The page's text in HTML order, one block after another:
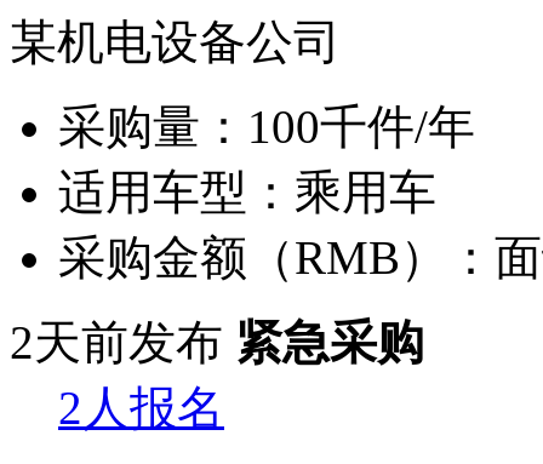
某机电设备公司
采购量： 100千件/年
适用车型： 乘用车
采购金额（RMB）：
2天前发布 紧急采购
2人报名